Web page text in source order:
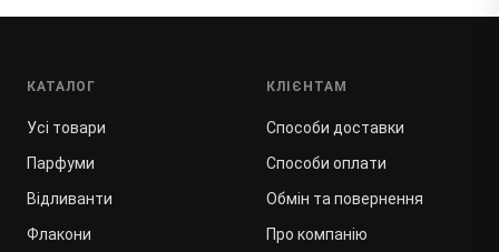
КАТАЛОГ
Усі товари
Парфуми
Відливанти
Флакони
КЛІЄНТАМ
Способи доставки
Способи оплати
Обмін та повернення
Про компанію